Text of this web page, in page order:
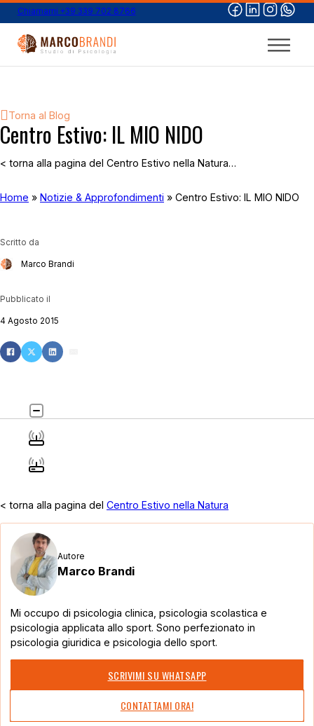
Chiamami +39 339 702 8766
Centro Estivo: IL MIO NIDO
< torna alla pagina del Centro Estivo nella Natura…
Home » Notizie & Approfondimenti » Centro Estivo: IL MIO NIDO
Scritto da
Marco Brandi
Pubblicato il
4 Agosto 2015
Torna al Blog
< torna alla pagina del Centro Estivo nella Natura
Autore
Marco Brandi
Mi occupo di psicologia clinica, psicologia scolastica e
psicologia applicata allo sport. Sono perfezionato in
psicologia giuridica e psicologia dello sport.
SCRIVIMI SU WHATSAPP
CONTATTAMI ORA!